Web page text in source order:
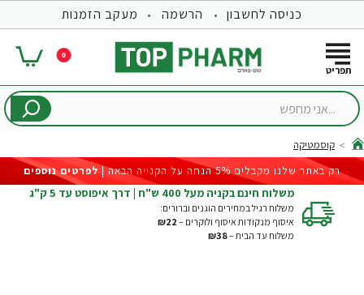
כניסה לחשבון הרשמה מעקב הזמנות
0
...אני
home
קוסמטיקה
רק באתר שלנו מקבלים 5% הנחה על הקנייה הבאה |
לפרטים נוספים
משלוח חינם בקניה מעל 400 ש"ח | דרך איפוסט עד 5 ק"ג
משלוח רגיל במחירים הוגנים וברורים:
איסוף מנקודות איסוף ולוקרים – ₪22
משלוח עד הבית –₪38